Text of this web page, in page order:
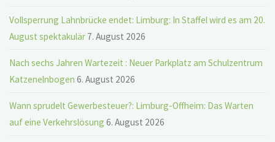
Vollsperrung Lahnbrücke endet: Limburg: In Staffel wird es am 20.
August spektakulär 7. August 2026
Nach sechs Jahren Wartezeit : Neuer Parkplatz am Schulzentrum
Katzenelnbogen 6. August 2026
Wann sprudelt Gewerbesteuer?: Limburg-Offheim: Das Warten
auf eine Verkehrslösung 6. August 2026